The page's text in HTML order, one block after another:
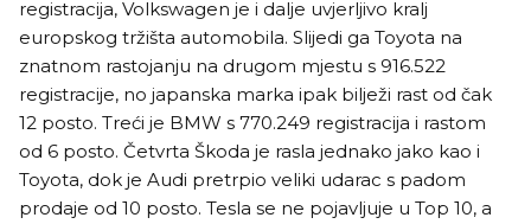
registracija, Volkswagen je i dalje uvjerljivo kralj
europskog tržišta automobila. Slijedi ga Toyota na
znatnom rastojanju na drugom mjestu s 916.522
registracije, no japanska marka ipak bilježi rast od čak
12 posto. Treći je BMW s 770.249 registracija i rastom
od 6 posto. Četvrta Škoda je rasla jednako jako kao i
Toyota, dok je Audi pretrpio veliki udarac s padom
prodaje od 10 posto. Tesla se ne pojavljuje u Top 10, a